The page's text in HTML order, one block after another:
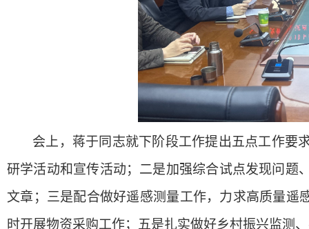
会上，蒋于同志就下阶段工作提出五点工作要
研学活动和宣传活动；二是加强综合试点发现问题
文章；三是配合做好遥感测量工作，力求高质量遥
时开展物资采购工作；五是扎实做好乡村振兴监测